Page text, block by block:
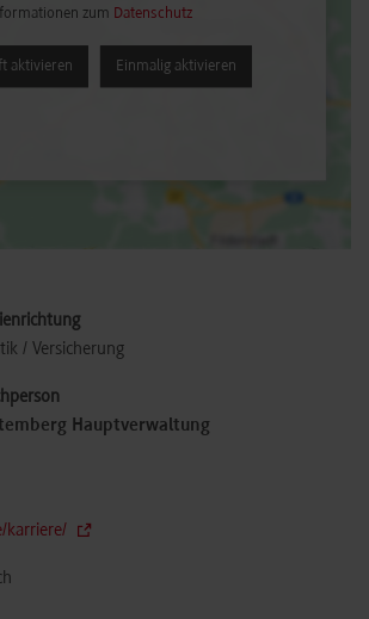
zum Datenschutz
aktivieren Einmalig aktivieren
/ Versicherung
Hauptverwaltung
karriere/